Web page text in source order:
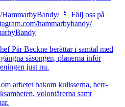
Pär Beckne berättar i samtal med
säsongen, planerna inför
just nu.
arbetet bakom kulisserna, herr-
volontärerna samt